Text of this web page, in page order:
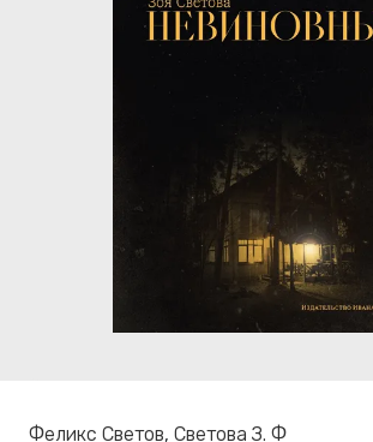
Феликс Светов, Светова З. Ф